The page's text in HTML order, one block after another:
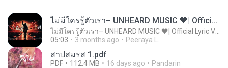
ไม่มีใครรู้ตัวเรา– UNHEARD MUSIC 🖤| Official Lyric Video | เพลงสู้ชีวิต
05:03
3 months ago Peeraya L.
สาปสมรส 1.pdf
PDF 112.4 MB 16 days ago Pandarin